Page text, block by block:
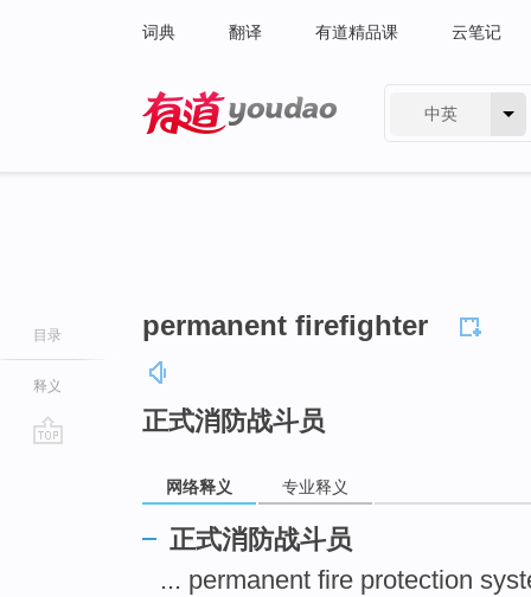
词典 翻译 有道精品课 云笔记
中英
目录
释义
permanent firefighter
正式消防战斗员
网络释义 专业释义
正式消防战斗员
... permanent fire protection